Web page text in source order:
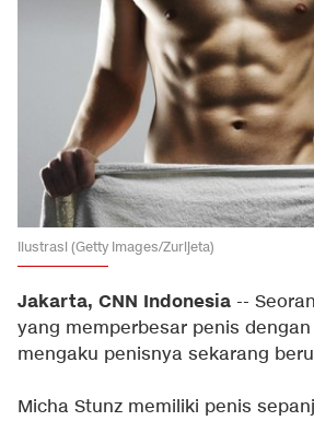
Ilustrasi (Getty Images/Zurijeta)
Jakarta, CNN Indonesia --
yang memperbesar penis
mengaku penisnya sekarang
Micha Stunz memiliki penis